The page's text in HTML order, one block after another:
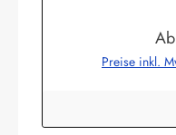
GmbHHeglitzer Str.
Ab
Preise inkl.